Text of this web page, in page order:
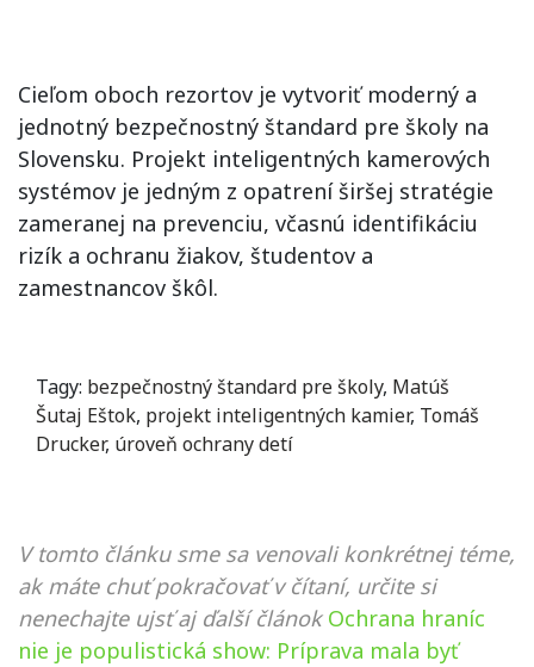
Cieľom oboch rezortov je vytvoriť moderný a
jednotný bezpečnostný štandard pre školy na
Slovensku. Projekt inteligentných kamerových
systémov je jedným z opatrení širšej stratégie
zameranej na prevenciu, včasnú identifikáciu
rizík a ochranu žiakov, študentov a
zamestnancov škôl.
Tagy: bezpečnostný štandard pre školy, Matúš
Šutaj Eštok, projekt inteligentných kamier, Tomáš
Drucker, úroveň ochrany detí
V tomto článku sme sa venovali konkrétnej téme,
ak máte chuť pokračovať v čítaní, určite si
nenechajte ujsť aj ďalší článok Ochrana hraníc
nie je populistická show: Príprava mala byť